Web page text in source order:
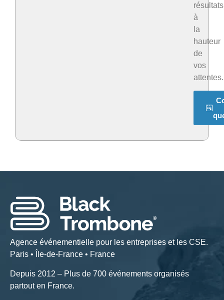
résultats
à
la
hauteur
de
vos
attentes.
Agence événementielle pour les entreprises et les CSE.
Paris • Île-de-France • France
Depuis 2012 – Plus de 700 événements organisés
partout en France.